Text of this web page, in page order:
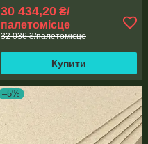
30 434,20 ₴/
палетомісце
32 036 ₴/палетомісце
Купити
–5%